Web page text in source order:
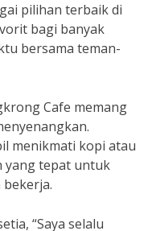
pilihan terbaik di
bagi banyak
bersama teman-
Cafe memang
menikmati kopi atau
yang tepat untuk
“Saya selalu